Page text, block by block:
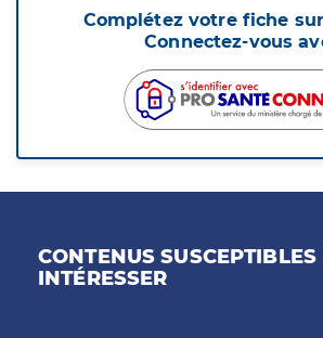
Complétez votre fiche
Connectez-vous
CONTENUS
INTÉRESSER